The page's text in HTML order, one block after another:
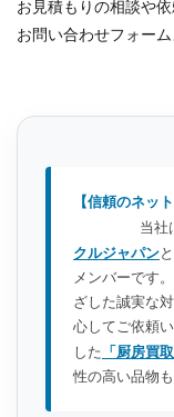
お見積もりの相談や
お問い合わせフォー
【信頼のネッ
当社は全
クルジャパン
メンバーです
ざした誠実な
心してご依頼
した 「厨房買
性の高い品物